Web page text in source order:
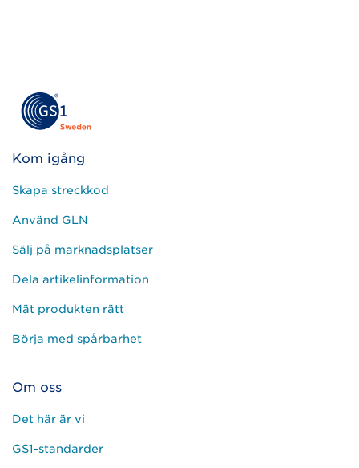
Kom igång
Skapa streckkod
Använd GLN
Sälj på marknadsplatser
Dela artikelinformation
Mät produkten rätt
Börja med spårbarhet
Om oss
Det här är vi
GS1-standarder